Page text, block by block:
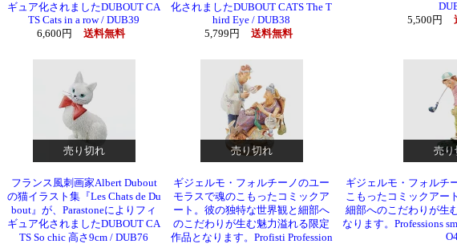
ギュア化されましたDUBOUT CA
TS Cats in a row / DUB39
6,600円
送料無料
化されましたDUBOUT CATS The T
hird Eye / DUB38
5,799円
送料無料
5,500円
売り切れ 売り切れ 売り
フランス風刺画家Albert Dubout
の猫イラスト集『Les Chats de Du
bout』が、Parastoneによりフィ
ギュア化されましたDUBOUT CA
TS So chic 高さ9cm / DUB76
ギジェルモ・フォルチーノのユー
モラスで魂のこもったコミックア
ート。彼の独特な世界観と細部へ
のこだわりが生む魅力溢れる限定
作品となります。Profisti Profession
ギジェルモ・フォルチ
こもったコミックアー
細部へのこだわりが生
なります。Professions